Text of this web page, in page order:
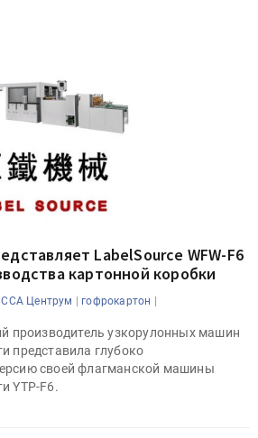
LabelSource WFW-F6
картонной коробки
Центрум | гофрокартон |
производитель узкорулонных машин
представила глубоко
своей флагманской машины
YTP-F6.